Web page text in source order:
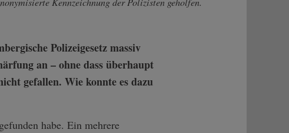
Polizeigesetz massiv
an – ohne dass überhaupt
gefallen. Wie konnte es dazu
habe. Ein mehrere